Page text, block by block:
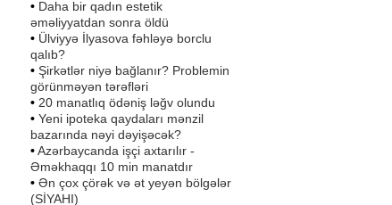
• Daha bir qadın estetik
əməliyyatdan sonra öldü
• Ülviyyə İlyasova fəhləyə borclu
qalıb?
• Şirkətlər niyə bağlanır? Problemin
görünməyən tərəfləri
• 20 manatlıq ödəniş ləğv olundu
• Yeni ipoteka qaydaları mənzil
bazarında nəyi dəyişəcək?
•Azərbaycanda işçi axtarılır -
Əməkhaqqı 10 min manatdır
• Ən çox çörək və ət yeyən bölgələr
(SİYAHI)